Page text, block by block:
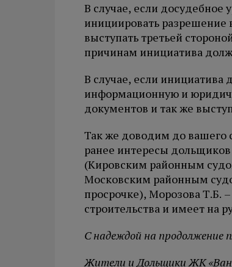
В случае, если
инициировать разрешение
выступать третьей
причинам инициатива
В случае, если инициатива
информационную и
документов и так же
Так же доводим до вашего
ранее интересы
(Кировским районным
Московским районным
просрочке), Морозова Т.Б.
строительства и имеет на
С надеждой на продолжение
Жители и Дольщики ЖК